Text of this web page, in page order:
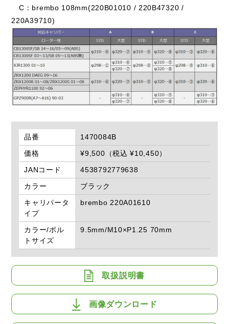
C：brembo 108mm(220B01010 / 220B47320 /
220A39710)
品番
1470084B
価格
¥9,500（税込 ¥10,450）
JANコード
4538792779638
カラー
ブラック
キャリパータ
イプ
brembo 220A01610
カラー/ボル
トサイズ
9.5mm/M10×P1.25 70mm
取扱説明書
画像ダウンロード